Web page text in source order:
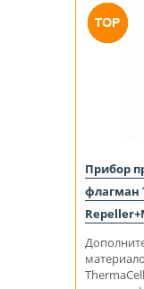
Прибор
флагман